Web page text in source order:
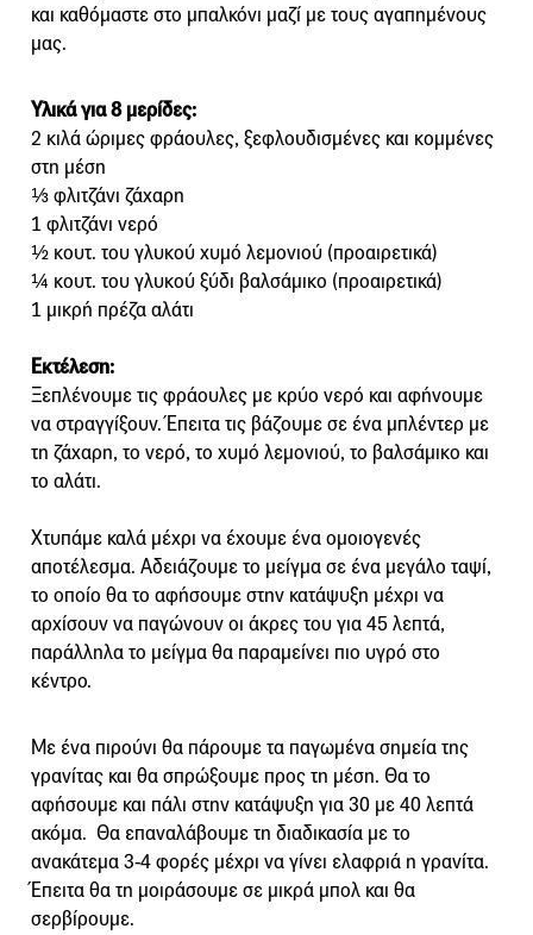
και καθόμαστε στο μπαλκόνι μαζί με τους αγαπημένους
μας.
Υλικά για 8 μερίδες:
2 κιλά ώριμες φράουλες, ξεφλουδισμένες και κομμένες
στη μέση
⅓ φλιτζάνι ζάχαρη
1 φλιτζάνι νερό
½ κουτ. του γλυκού χυμό λεμονιού (προαιρετικά)
¼ κουτ. του γλυκού ξύδι βαλσάμικο (προαιρετικά)
1 μικρή πρέζα αλάτι
Εκτέλεση:
Ξεπλένουμε τις φράουλες με κρύο νερό και αφήνουμε
να στραγγίξουν. Έπειτα τις βάζουμε σε ένα μπλέντερ με
τη ζάχαρη, το νερό, το χυμό λεμονιού, το βαλσάμικο και
το αλάτι.
Χτυπάμε καλά μέχρι να έχουμε ένα ομοιογενές
αποτέλεσμα. Αδειάζουμε το μείγμα σε ένα μεγάλο ταψί,
το οποίο θα το αφήσουμε στην κατάψυξη μέχρι να
αρχίσουν να παγώνουν οι άκρες του για 45 λεπτά,
παράλληλα το μείγμα θα παραμείνει πιο υγρό στο
κέντρο.
Με ένα πιρούνι θα πάρουμε τα παγωμένα σημεία της
γρανίτας και θα σπρώξουμε προς τη μέση. Θα το
αφήσουμε και πάλι στην κατάψυξη για 30 με 40 λεπτά
ακόμα. Θα επαναλάβουμε τη διαδικασία με το
ανακάτεμα 3-4 φορές μέχρι να γίνει ελαφριά η γρανίτα.
Έπειτα θα τη μοιράσουμε σε μικρά μπολ και θα
σερβίρουμε.